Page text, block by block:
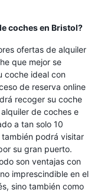
coches en Bristol?
ofertas de alquiler
que mejor se
coche ideal con
de reserva online
recoger su coche
de coches e
a tan solo 10
podrá visitar
su gran puerto.
son ventajas con
imprescindible en el
sino también como